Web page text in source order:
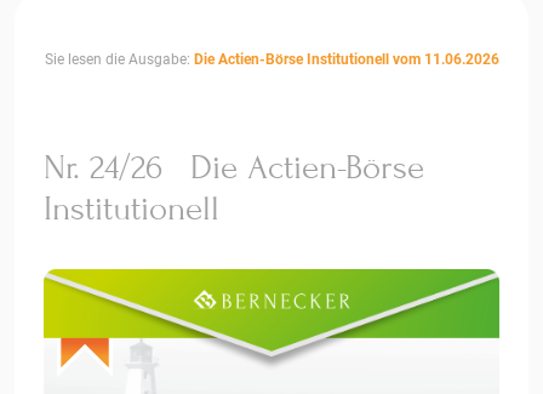
Sie lesen die Ausgabe: Die Actien-Börse Institutionell vom 11.06.2026
Nr. 24/26
Die Actien-Börse
Institutionell